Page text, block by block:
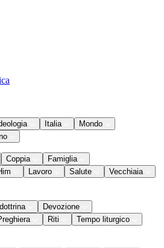
Italia
Mondo
Coppia
Famiglia
Lavoro Salute
Vecchiaia
Devozione
Riti
Tempo liturgico